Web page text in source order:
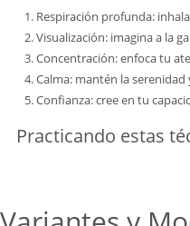
Respiración profunda:
Visualización: imagina a la
Concentración: enfoca tu
Calma: mantén la
Confianza: cree en tu
Practicando estas